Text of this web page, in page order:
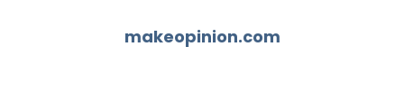
makeopinion.com